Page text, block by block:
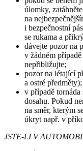
úlomky,
na
i bezpečnostní
se rukama a
dávejte pozor na
v žádném
nepřibližujte;
pozor na létající
a ostré předměty);
v případě tornáda
dosahu. Pokud
na směr, kterým
úkryt např. v
JSTE-LI V